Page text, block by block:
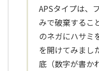
APSタイプは、
みで破棄するこ
のネガにハサミ
を開けてみまし
底（数字が書か